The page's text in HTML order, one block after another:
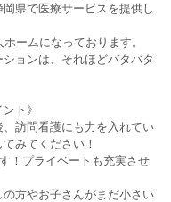
県で医療サービスを提供し
ームになっております。
ョンは、それほどバタバタ
ト》
訪問看護にも力を入れてい
みてください！
！プライベートも充実させ
方やお子さんがまだ小さい